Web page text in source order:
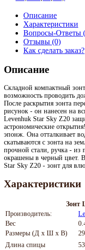
Описание
Характеристики
Вопросы-Ответы
Отзывы (0)
Как сделать заказ?
Описание
Складной компактный
возможность проводить
После раскрытия зонта
рисунок - он нанесен на
Levenhuk Star Sky Z20
астрономические
эпонж. Она отталкивает
скатываются с зонта на
прочной стали, ручка - из
окрашены в черный цвет.
Star Sky Z20 - зонт для
Характеристики
Зонт
Производитель:
Вес
Размеры (Д х Ш х В)
Длина спицы